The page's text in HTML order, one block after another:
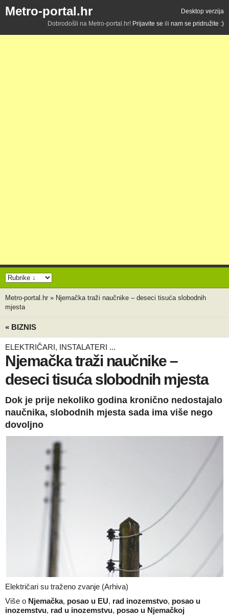
Metro-portal.hr
Desktop verzija
Dobrodošli na Metro-portal.hr! Prijavite se ili nam se pridružite :)
Metro-portal.hr » Njemačka traži naučnike – deseci tisuća slobodnih
mjesta
« BIZNIS
ELEKTRIČARI, INSTALATERI ...
Njemačka traži naučnike –
deseci tisuća slobodnih mjesta
Dok je prije nekoliko godina kronično nedostajalo
naučnika, slobodnih mjesta sada ima više nego
dovoljno
Električari su traženo zvanje (Arhiva)
Više o Njemačka, posao u EU, rad inozemstvo, posao u
inozemstvu, rad u inozemstvu, posao u Njemačkoj